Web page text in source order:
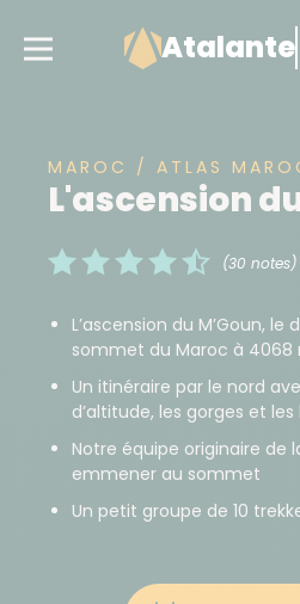
Atalante
MAROC / ATLAS
L'ascension
(30 notes)
L’ascension du M’Goun,
sommet du Maroc à 4068
Un itinéraire par le nord
d’altitude, les gorges et
Notre équipe originaire de
emmener au sommet
Un petit groupe de 10